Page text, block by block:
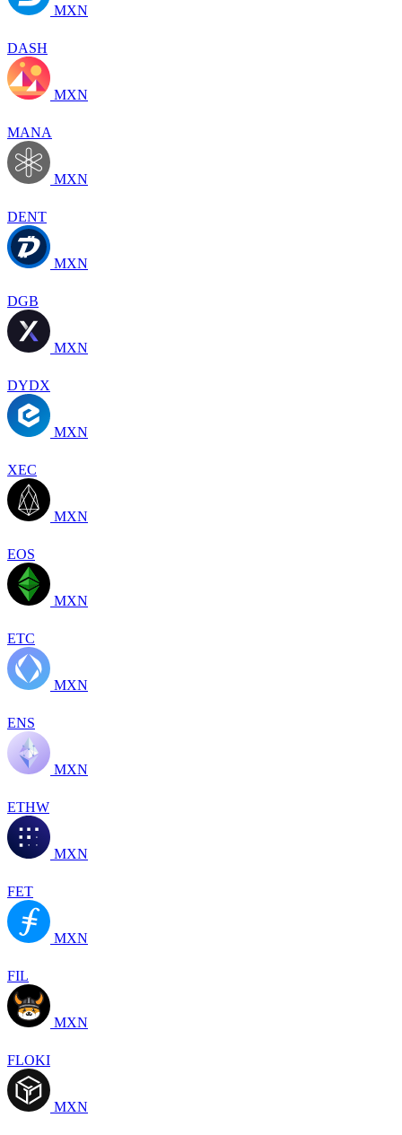
MXN
DASH
MXN
MANA
MXN
DENT
MXN
DGB
MXN
DYDX
MXN
XEC
MXN
EOS
MXN
ETC
MXN
ENS
MXN
ETHW
MXN
FET
MXN
FIL
MXN
FLOKI
MXN